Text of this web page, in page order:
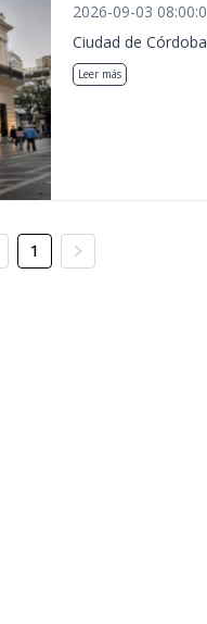
2026-09-03
Ciudad de
Leer más
1